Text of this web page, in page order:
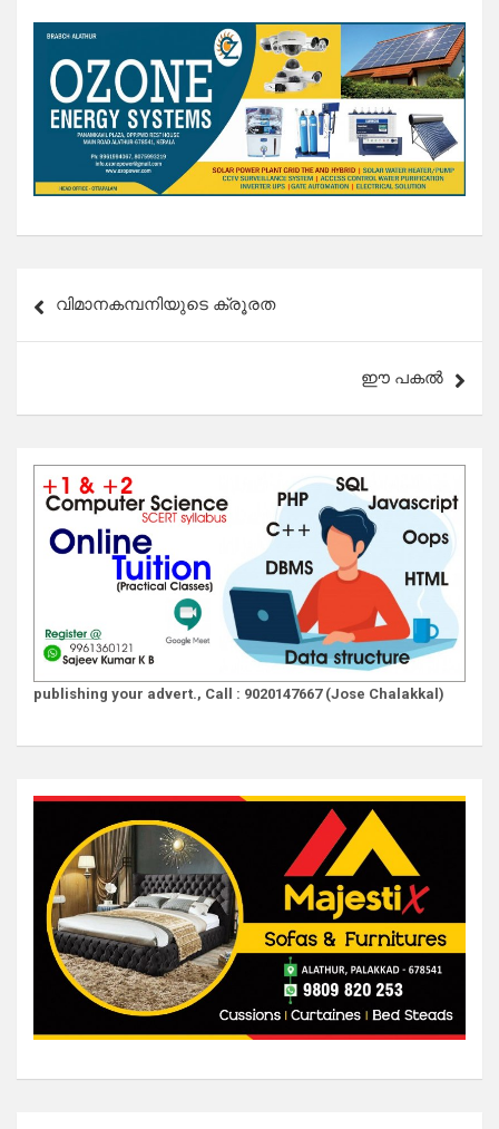
navigation
വിമാനകമ്പനിയുടെ ക്രൂരത
ഈ പകൽ
publishing your advert., Call : 9020147667 (Jose Chalakkal)